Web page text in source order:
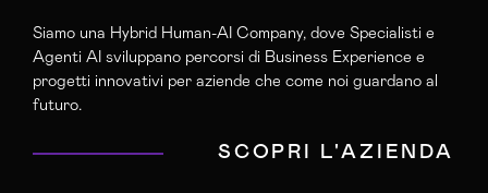
Agenzia Web Marketing Catanzaro
Campagne Adv Social Catanzaro
Campagne Advertising Catanzaro
Campagne Native Advertising Catanzaro
Siamo una Hybrid Human-AI Company, dove Specialisti e
Agenti AI sviluppano percorsi di Business Experience e
progetti innovativi per aziende che come noi guardano al
futuro.
SCOPRI L'AZIENDA